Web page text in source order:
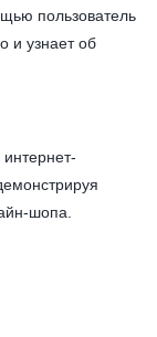
пользователь
и узнает об
шопа.